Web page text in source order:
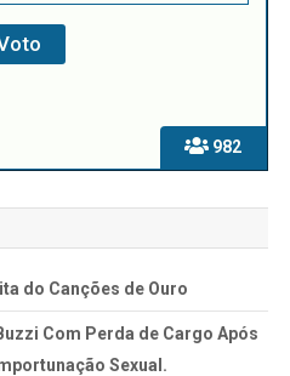
982
do Canções de Ouro
Com Perda de Cargo Após
Sexual.